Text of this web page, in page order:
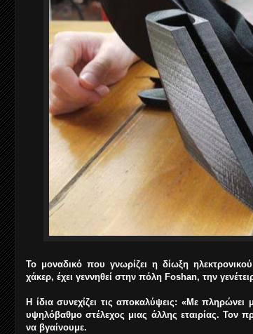
Το μοναδικό που γνωρίζει η δίωξη
χάκερ, έχει γεννηθεί στην πόλη Foshan, την
Η ίδια συνεχίζει τις αποκαλύψεις: «Με
υψηλόβαθμο στέλεχος μιας άλλης εταιρίας. Τον
να βγαίνουμε.